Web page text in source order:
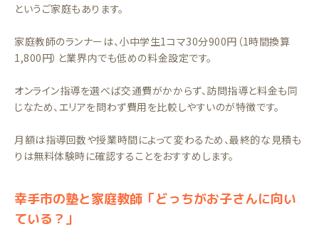
というご家庭もあります。
家庭教師のランナーは、小中学生1コマ30分900円（1時間換算
1,800円）と業界内でも低めの料金設定です。
オンライン指導を選べば交通費がかからず、訪問指導と料金も同
じなため、エリアを問わず費用を比較しやすいのが特徴です。
月額は指導回数や授業時間によって変わるため、最終的な見積も
りは無料体験時に確認することをおすすめします。
幸手市の塾と家庭教師「どっちがお子さんに向い
ている？」